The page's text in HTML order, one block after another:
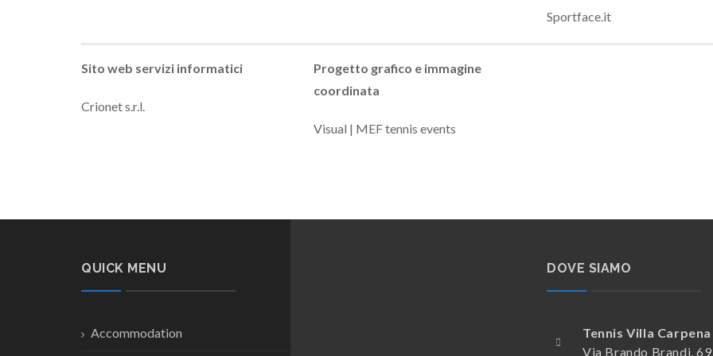
Sportface.it
Sito web servizi informatici
Crionet s.r.l.
Progetto grafico e immagine
coordinata
Visual | MEF tennis events
QUICK MENU
Accommodation
DOVE SIAMO
Tennis Villa Carpena
Via Brando Brandi,